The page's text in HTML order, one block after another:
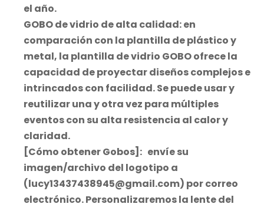
el año.
GOBO de vidrio de alta calidad: en
comparación con la plantilla de plástico y
metal, la plantilla de vidrio GOBO ofrece la
capacidad de proyectar diseños complejos e
intrincados con facilidad. Se puede usar y
reutilizar una y otra vez para múltiples
eventos con su alta resistencia al calor y
claridad.
[Cómo obtener Gobos]: envíe su
imagen/archivo del logotipo a
(lucy13437438945@gmail.com) por correo
electrónico. Personalizaremos la lente del